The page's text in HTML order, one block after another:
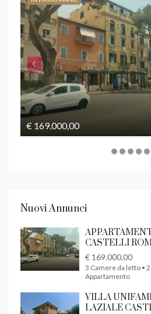
€ 169.000,00
Nuovi Annunci
CASTELLI
€ 169.000,00
3 Camere da letto •
Appartamento
VILLA
LAZIALE